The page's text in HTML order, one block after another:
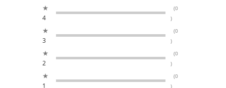
★
4
(0
)
★
3
(0
)
★
2
(0
)
★
1
(0
)